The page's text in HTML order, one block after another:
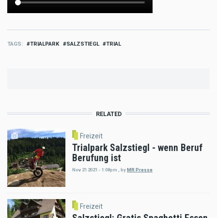
TAGS TRIALPARK SALZSTIEGL TRIAL
RELATED
Freizeit
Trialpark Salzstiegl - wenn Beruf
Berufung ist
Nov 21 2021 - 1:08pm , byMR Presse
Freizeit